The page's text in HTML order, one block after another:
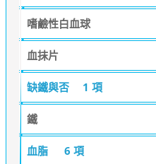
嗜鹼性白血球
血抹片
缺鐵與否 1 項
鐵
血脂 6 項